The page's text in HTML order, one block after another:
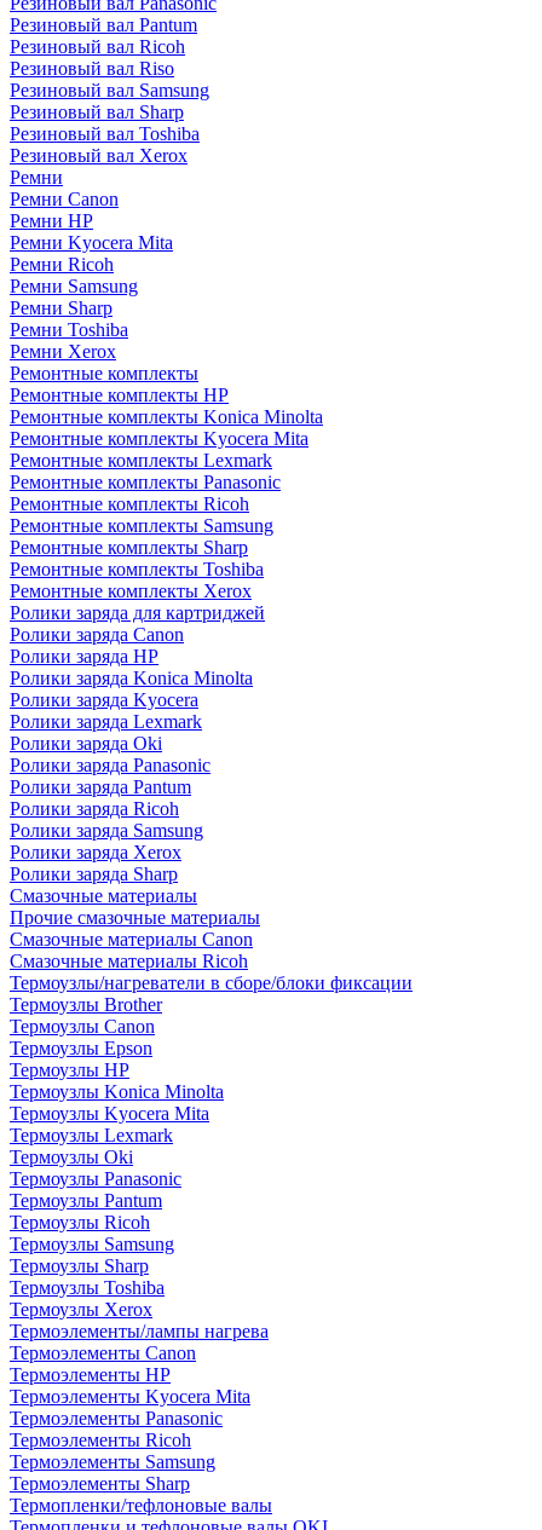
Резиновый вал Pantum
Резиновый вал Ricoh
Резиновый вал Riso
Резиновый вал Samsung
Резиновый вал Sharp
Резиновый вал Toshiba
Резиновый вал Xerox
Ремни
Ремни Canon
Ремни HP
Ремни Kyocera Mita
Ремни Ricoh
Ремни Samsung
Ремни Sharp
Ремни Toshiba
Ремни Xerox
Ремонтные комплекты
Ремонтные комплекты HP
Ремонтные комплекты Konica Minolta
Ремонтные комплекты Kyocera Mita
Ремонтные комплекты Lexmark
Ремонтные комплекты Panasonic
Ремонтные комплекты Ricoh
Ремонтные комплекты Samsung
Ремонтные комплекты Sharp
Ремонтные комплекты Toshiba
Ремонтные комплекты Xerox
Ролики заряда для картриджей
Ролики заряда Canon
Ролики заряда HP
Ролики заряда Konica Minolta
Ролики заряда Kyocera
Ролики заряда Lexmark
Ролики заряда Oki
Ролики заряда Panasonic
Ролики заряда Pantum
Ролики заряда Ricoh
Ролики заряда Samsung
Ролики заряда Xerox
Ролики заряда Sharp
Смазочные материалы
Прочие смазочные материалы
Смазочные материалы Canon
Смазочные материалы Ricoh
Термоузлы/нагреватели в сборе/блоки фиксации
Термоузлы Brother
Термоузлы Canon
Термоузлы Epson
Термоузлы HP
Термоузлы Konica Minolta
Термоузлы Kyocera Mita
Термоузлы Lexmark
Термоузлы Oki
Термоузлы Panasonic
Термоузлы Pantum
Термоузлы Ricoh
Термоузлы Samsung
Термоузлы Sharp
Термоузлы Toshiba
Термоузлы Xerox
Термоэлементы/лампы нагрева
Термоэлементы Canon
Термоэлементы HP
Термоэлементы Kyocera Mita
Термоэлементы Panasonic
Термоэлементы Ricoh
Термоэлементы Samsung
Термоэлементы Sharp
Термопленки/тефлоновые валы